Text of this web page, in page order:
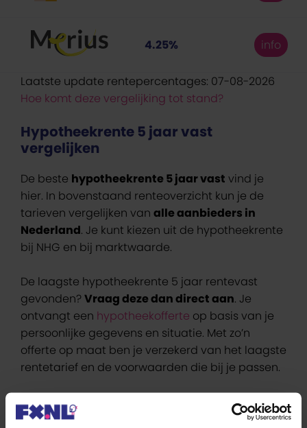
4.25% info
Laatste update rentepercentages: 07-08-2026
Hoe komt deze vergelijking tot stand?
Hypotheekrente 5 jaar vast
vergelijken
De beste hypotheekrente 5 jaar vast vind je
hier. In bovenstaand renteoverzicht kun je de
tarieven vergelijken van alle aanbieders in
Nederland. Je kunt kiezen uit de hypotheekrente
bij NHG en bij marktwaarde.
De laagste hypotheekrente 5 jaar rentevast
gevonden?Vraag deze dan direct aan. Je
ontvangt een hypotheekofferte op basis van je
persoonlijke gegevens en situatie. Met zo’n
offerte op maat ben je verzekerd van het laagste
rentetarief en de voorwaarden die bij je passen.
Geldverstrekkers